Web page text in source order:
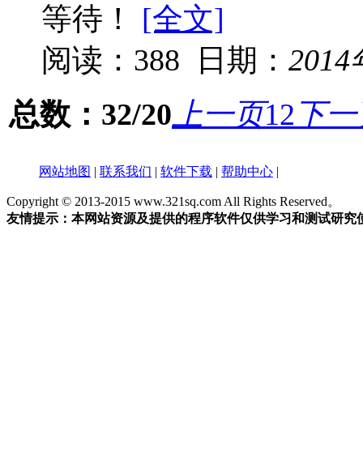
等待！ [全文]
阅读：388 日期： 2014
总数：32/20 上一页12 下
网站地图 | 联系我们 | 软件下载 | 帮助中心 |
Copyright © 2013-2015 www.321sq.com All Rights Reserved。
友情提示：本网站资源及提供的程序软件仅供学习和测试研